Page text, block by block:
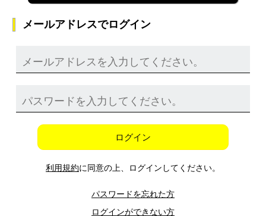
メールアドレスでログイン
ログイン
利用規約に同意の上、ログインしてください。
パスワードを忘れた方
ログインができない方